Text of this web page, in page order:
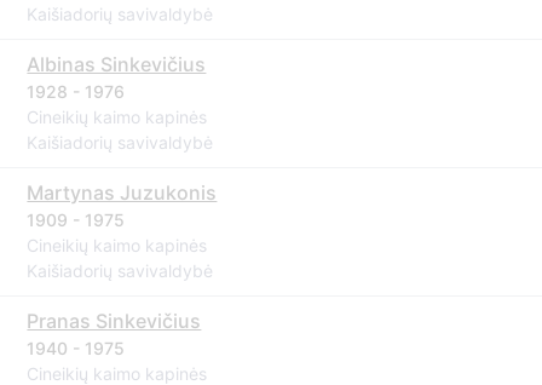
Kaišiadorių savivaldybė
Albinas Sinkevičius
1928 - 1976
Cineikių kaimo kapinės
Kaišiadorių savivaldybė
Martynas Juzukonis
1909 - 1975
Cineikių kaimo kapinės
Kaišiadorių savivaldybė
Pranas Sinkevičius
1940 - 1975
Cineikių kaimo kapinės